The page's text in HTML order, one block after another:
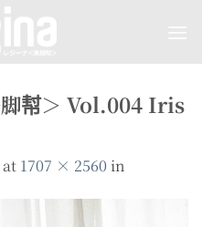
幇＞ Vol.004 Iris
at 1707 × 2560 in